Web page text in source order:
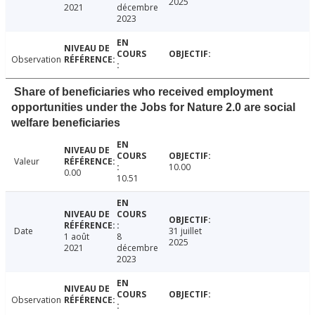
2021
décembre
2023
Observation
Share of beneficiaries who received employment
opportunities under the Jobs for Nature 2.0 are social
welfare beneficiaries
Valeur
0.00
10.51
10.00
Date
1 août
2021
8
décembre
2023
31 juillet
2025
Observation